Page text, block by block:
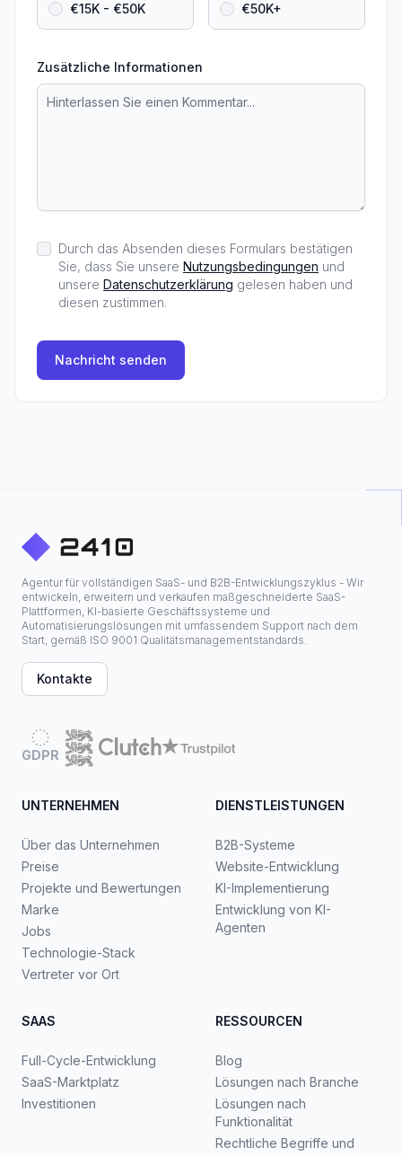
€15K - €50K €50K+
Zusätzliche Informationen
Durch das Absenden dieses Formulars bestätigen
Sie, dass Sie unsere Nutzungsbedingungen und
unsere Datenschutzerklärung gelesen haben und
diesen zustimmen.
Nachricht senden
Agentur für vollständigen SaaS- und B2B-Entwicklungszyklus - Wir
entwickeln, erweitern und verkaufen maßgeschneiderte SaaS-
Plattformen, KI-basierte Geschäftssysteme und
Automatisierungslösungen mit umfassendem Support nach dem
Start, gemäß ISO 9001 Qualitätsmanagementstandards.
Kontakte
GDPR
UNTERNEHMEN
Über das Unternehmen
Preise
Projekte und Bewertungen
Marke
Jobs
Technologie-Stack
Vertreter vor Ort
DIENSTLEISTUNGEN
B2B-Systeme
Website-Entwicklung
KI-Implementierung
Entwicklung von KI-
Agenten
SAAS
Full-Cycle-Entwicklung
SaaS-Marktplatz
Investitionen
RESSOURCEN
Blog
Lösungen nach Branche
Lösungen nach
Funktionalität
Rechtliche Begriffe und